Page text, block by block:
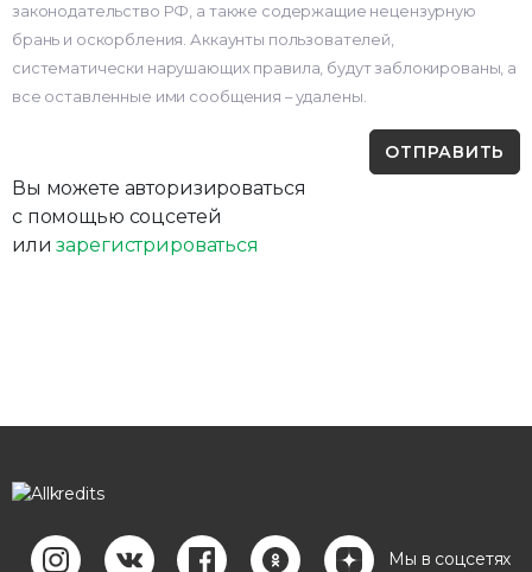
законодательство РФ, а также содержащие нецензурную
брань и оскорбления. Аккаунты пользователей,
систематически нарушающих правила, будут заблокированы, а
все оставленные ими сообщения – удалены.
Вы можете авторизироваться
с помощью соцсетей
илизарегистрироваться
Мы в соцсетях